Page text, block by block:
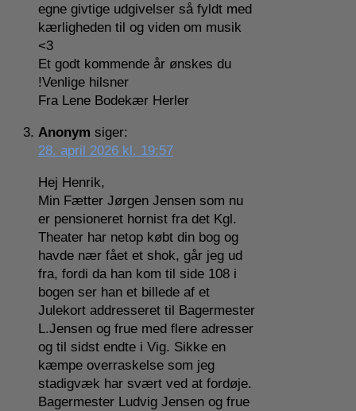
egne givtige udgivelser så fyldt med
kærligheden til og viden om musik
<3
Et godt kommende år ønskes du
!Venlige hilsner
Fra Lene Bodekær Herler
Anonym siger:
28. april 2026 kl. 19:57
Hej Henrik,
Min Fætter Jørgen Jensen som nu
er pensioneret hornist fra det Kgl.
Theater har netop købt din bog og
havde nær fået et shok, går jeg ud
fra, fordi da han kom til side 108 i
bogen ser han et billede af et
Julekort addresseret til Bagermester
L.Jensen og frue med flere adresser
og til sidst endte i Vig. Sikke en
kæmpe overraskelse som jeg
stadigvæk har svært ved at fordøje.
Bagermester Ludvig Jensen og frue